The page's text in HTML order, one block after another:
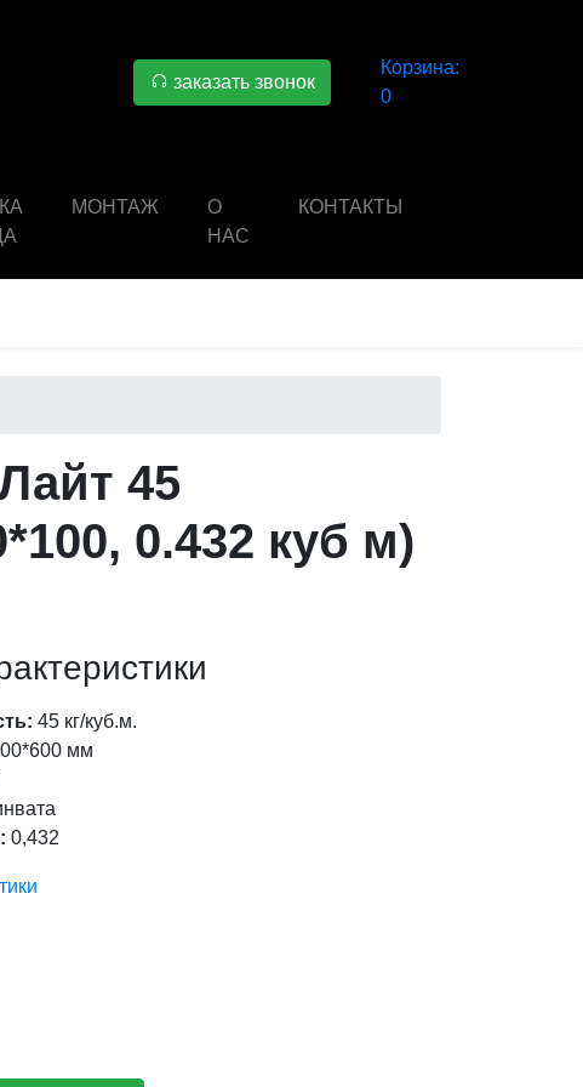
заказать звонок
Корзина:
0
МОНТАЖ
О
НАС
КОНТАКТЫ
45
0.432 куб м)
45 кг/куб.м.
мм
0,432